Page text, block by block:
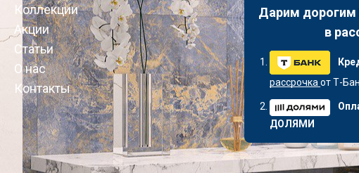
Коллекции
Акции
Статьи
О нас
Контакты
Дарим дорогим
в
рассрочкаот Т-
ДОЛЯМИ